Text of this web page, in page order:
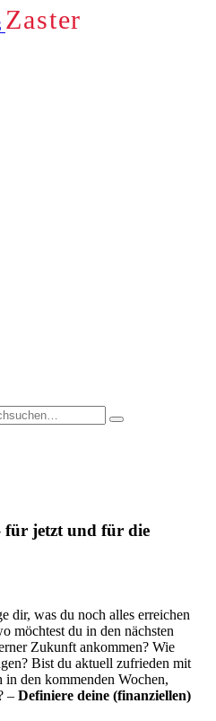
Zaster
für jetzt und für die
dir, was du noch alles erreichen
möchtest du in den nächsten
Zukunft ankommen? Wie
Bist du aktuell zufrieden mit
in den kommenden Wochen,
– Definiere deine (finanziellen)